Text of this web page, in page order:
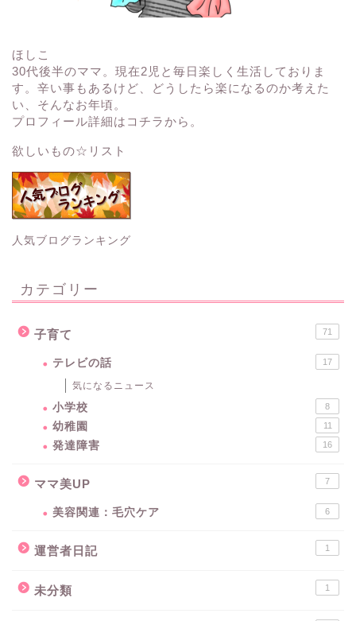
ほしこ
30代後半のママ。現在2児と毎日楽しく生活しておりま
す。辛い事もあるけど、どうしたら楽になるのか考えた
い、そんなお年頃。
プロフィール詳細はコチラから。
欲しいもの☆リスト
人気ブログランキング
カテゴリー
子育て 71
テレビの話 17
気になるニュース
小学校 8
幼稚園 11
発達障害 16
ママ美UP 7
美容関連：毛穴ケア 6
運営者日記 1
未分類 1